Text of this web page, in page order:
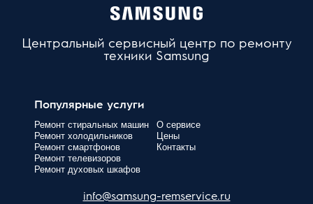
Центральный сервисный центр по ремонту
техники Samsung
Популярные услуги
Ремонт стиральных машин
Ремонт холодильников
Ремонт смартфонов
Ремонт телевизоров
Ремонт духовых шкафов
О сервисе
Цены
Контакты
info@samsung-remservice.ru